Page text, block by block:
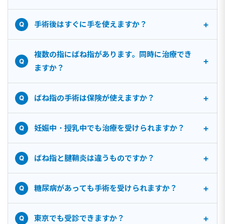
Q 手術後はすぐに手を使えますか？ +
Q
複数の指にばね指があります。同時に治療でき
ますか？
+
Q ばね指の手術は保険が使えますか？ +
Q 妊娠中・授乳中でも治療を受けられますか？ +
Q ばね指と腱鞘炎は違うものですか？ +
Q 糖尿病があっても手術を受けられますか？ +
Q 東京でも受診できますか？ +